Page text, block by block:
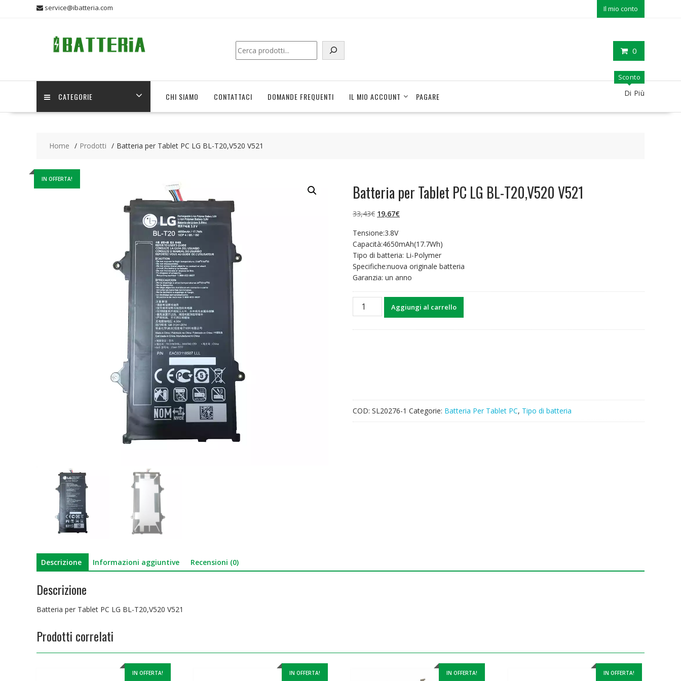
service@ibatteria.com Il mio conto
0
Cerca
CATEGORIE CHI SIAMO CONTATTACI DOMANDE FREQUENTI IL MIO ACCOUNT PAGARE
Sconto
Di Più
Home Prodotti Batteria per Tablet PC LG BL-T20,V520 V521
IN OFFERTA!
Batteria per Tablet PC LG BL-T20,V520 V521
33,43€ Il
originale
era:
33,43€.
19,67€Il
è:
19,67€.
Tensione:3.8V
Capacità:4650mAh(17.7Wh)
Tipo di batteria: Li-Polymer
Specifiche:nuova originale batteria
Garanzia: un anno
Batteria
Aggiungi al carrello
COD: SL20276-1 Categorie: Batteria Per Tablet PC, Tipo di batteria
Descrizione Informazioni aggiuntive Recensioni (0)
Descrizione
Batteria per Tablet PC LG BL-T20,V520 V521
Prodotti correlati
IN OFFERTA! IN OFFERTA! IN OFFERTA! IN OFFERTA!